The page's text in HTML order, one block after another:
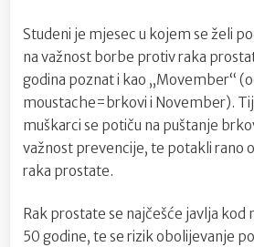
Studeni je mjesec u kojem se želi
na važnost borbe protiv raka
godina poznat i kao „Movember“
moustache=brkovi i November).
muškarci se potiču na puštanje
važnost prevencije, te potakli rano
raka prostate.
Rak prostate se najčešće javlja kod
50 godine, te se rizik obolijevanje